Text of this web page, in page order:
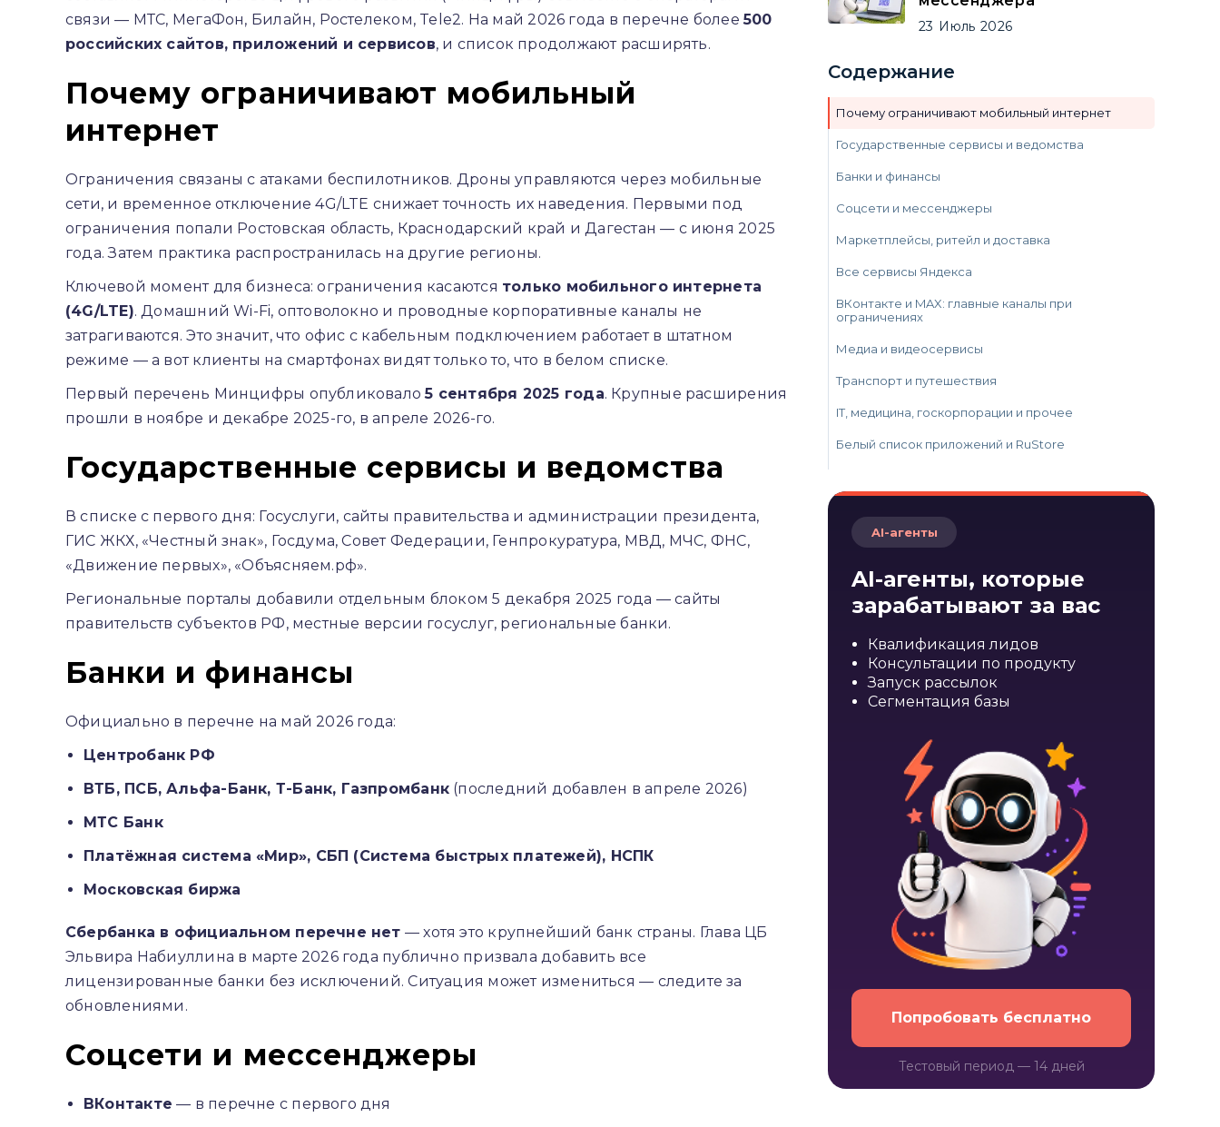
связи — МТС, МегаФон, Билайн, Ростелеком, Tele2. На май 2026 года в перечне более500
российских сайтов, приложений и сервисов, и список продолжают расширять.
Почему ограничивают мобильный
интернет
Ограничения связаны с атаками беспилотников. Дроны управляются через мобильные
сети, и временное отключение 4G/LTE снижает точность их наведения. Первыми под
ограничения попали Ростовская область, Краснодарский край и Дагестан — с июня 2025
года. Затем практика распространилась на другие регионы.
Ключевой момент для бизнеса: ограничения касаются только мобильного интернета
(4G/LTE). Домашний Wi-Fi, оптоволокно и проводные корпоративные каналы не
затрагиваются. Это значит, что офис с кабельным подключением работает в штатном
режиме — а вот клиенты на смартфонах видят только то, что в белом списке.
Первый перечень Минцифры опубликовало5 сентября 2025 года. Крупные расширения
прошли в ноябре и декабре 2025-го, в апреле 2026-го.
Государственные сервисы и ведомства
В списке с первого дня: Госуслуги, сайты правительства и администрации президента,
ГИС ЖКХ, «Честный знак», Госдума, Совет Федерации, Генпрокуратура, МВД, МЧС, ФНС,
«Движение первых», «Объясняем.рф».
Региональные порталы добавили отдельным блоком 5 декабря 2025 года — сайты
правительств субъектов РФ, местные версии госуслуг, региональные банки.
Банки и финансы
Официально в перечне на май 2026 года:
Центробанк РФ
ВТБ, ПСБ, Альфа-Банк, Т-Банк, Газпромбанк (последний добавлен в апреле 2026)
МТС Банк
Платёжная система «Мир», СБП (Система быстрых платежей), НСПК
Московская биржа
Сбербанка в официальном перечне нет — хотя это крупнейший банк страны. Глава ЦБ
Эльвира Набиуллина в марте 2026 года публично призвала добавить все
лицензированные банки без исключений. Ситуация может измениться — следите за
обновлениями.
Соцсети и мессенджеры
ВКонтакте — в перечне с первого дня
23 Июль 2026
Содержание
Почему ограничивают мобильный интернет
Государственные сервисы и ведомства
Банки и финансы
Соцсети и мессенджеры
Маркетплейсы, ритейл и доставка
Все сервисы Яндекса
ВКонтакте и MAX: главные каналы при
ограничениях
Медиа и видеосервисы
Транспорт и путешествия
IT, медицина, госкорпорации и прочее
Белый список приложений и RuStore
Почему сервисы из списка иногда всё равно не
Чем белый список отличается от чёрного
Работает ли VPN при белом списке
Как технически работает белый список
Как бизнесу сохранить клиентов при белом
списке
AI-агенты
AI-агенты, которые
зарабатывают за вас
Квалификация лидов
Консультации по продукту
Запуск рассылок
Сегментация базы
Попробовать бесплатно
Тестовый период — 14 дней